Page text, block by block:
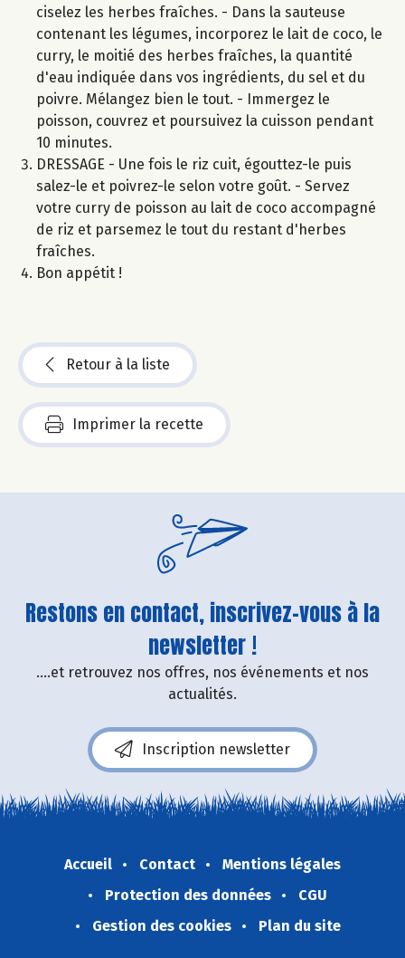
ciselez les herbes fraîches. - Dans la sauteuse
contenant les légumes, incorporez le lait de coco, le
curry, le moitié des herbes fraîches, la quantité
d'eau indiquée dans vos ingrédients, du sel et du
poivre. Mélangez bien le tout. - Immergez le
poisson, couvrez et poursuivez la cuisson pendant
10 minutes.
DRESSAGE - Une fois le riz cuit, égouttez-le puis
salez-le et poivrez-le selon votre goût. - Servez
votre curry de poisson au lait de coco accompagné
de riz et parsemez le tout du restant d'herbes
fraîches.
Bon appétit !
Retour à la liste
Imprimer la recette
Restons en contact, inscrivez-vous à la
newsletter !
....et retrouvez nos offres, nos événements et nos
actualités.
Inscription newsletter
Accueil Contact
Mentions légales
Protection des données
CGU
Gestion des cookies
Plan du site